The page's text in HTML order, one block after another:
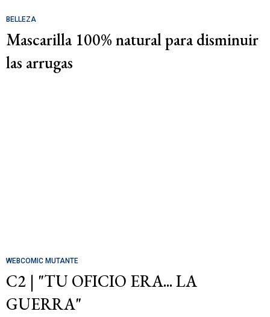
BELLEZA
Mascarilla 100% natural para disminuir
las arrugas
WEBCOMIC MUTANTE
C2 | "TU OFICIO ERA... LA
GUERRA"